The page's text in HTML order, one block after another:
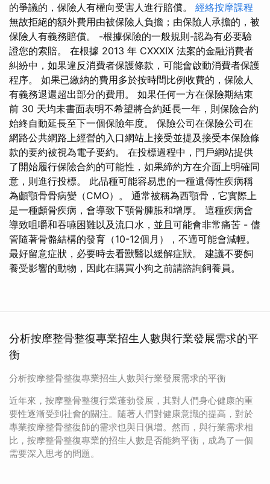
的爭議的，保險人有權向受害人進行賠償。 經絡按摩課程
無故拒絕的額外費用由被保險人負擔；由保險人承擔的，被
保險人有義務賠償。 -根據保險的一般規則-認為有必要驗
證您的索賠。 在根據 2013 年 CXXXIX 法案的金融消費者
糾紛中，如果違反消費者保護條款，可能會啟動消費者保護
程序。 如果已繳納的費用多於按時間比例收費的，保險人
有義務退還超出部分的費用。 如果任何一方在保險期結束
前 30 天均未書面表明不希望將合約延長一年，則保險合約
始終自動延長至下一個保險年度。 保險公司在保險公司在
網路公共網路上經營的入口網站上接受並提及接受本保險條
款的要約被視為電子要約。 在投標過程中，門戶網站提供
了開始履行保險合約的可能性，如果締約方在介面上明確同
意，則進行投標。 此品種可能容易患的一種遺傳性疾病稱
為顱顎骨骨病變（CMO）。 通常被稱為西顎骨，它實際上
是一種顱骨疾病，會導致下顎骨腫脹和增厚。 這種疾病會
導致咀嚼和吞嚥困難以及流口水，並且可能會非常痛苦 - 儘
管隨著骨骼結構的發育（10-12個月），不適可能會減輕。
最好留意症狀，必要時去看獸醫以緩解症狀。 建議不要飼
養受影響的動物，因此在購買小狗之前請諮詢飼養員。
分析按摩整骨整復專業招生人數與行業發展需求的平
衡
分析按摩整骨整復專業招生人數與行業發展需求的平衡
近年來，按摩整骨整復行業蓬勃發展，其對人們身心健康的重
要性逐漸受到社會的關注。隨著人們對健康意識的提高，對於
專業按摩整骨整復師的需求也與日俱增。然而，與行業需求相
比，按摩整骨整復專業的招生人數是否能夠平衡，成為了一個
需要深入思考的問題。